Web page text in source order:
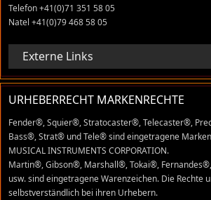
Telefon +41(0)71 351 58 05
Natel +41(0)79 468 58 05
Externe Links
URHEBERRECHT MARKENRECHTE
Fender®, Squier®, Stratocaster®, Telecaster®,
Bass®, Strat® und Tele® sind eingetragene
MUSICAL INSTRUMENTS CORPORATION.
Martin®, Gibson®, Marshall®, Tokai®,
usw. sind eingetragene Warenzeichen. Die Rechte
selbstverständlich bei ihren Urhebern.